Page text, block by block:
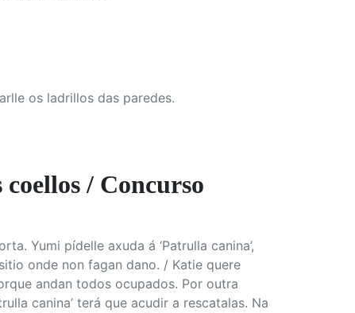
os ladrillos das paredes.
/ Concurso
Yumi pídelle axuda á ‘Patrulla canina’,
onde non fagan dano. / Katie quere
andan todos ocupados. Por outra
canina’ terá que acudir a rescatalas. Na